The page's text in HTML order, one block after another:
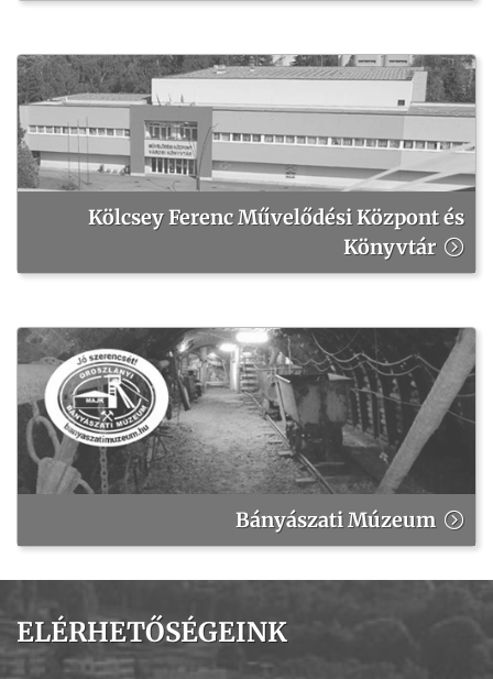
Kölcsey Ferenc Művelődési Központ és
Könyvtár
Bányászati Múzeum
ELÉRHETŐSÉGEINK